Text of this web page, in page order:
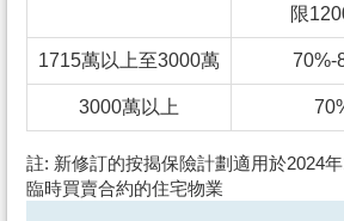
限
1715萬以上至3000萬 70%-
3000萬以上
註: 新修訂的按揭保險計劃適用於2024
臨時買賣合約的住宅物業